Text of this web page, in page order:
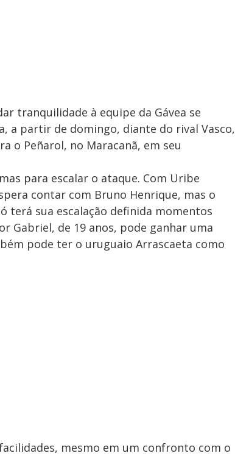
tranquilidade à equipe da Gávea se
a partir de domingo, diante do rival Vasco,
o Peñarol, no Maracanã, em seu
para escalar o ataque. Com Uribe
contar com Bruno Henrique, mas o
terá sua escalação definida momentos
Gabriel, de 19 anos, pode ganhar uma
pode ter o uruguaio Arrascaeta como
mesmo em um confronto com o